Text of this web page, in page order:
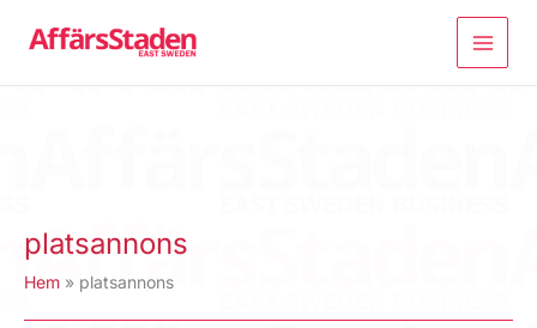
platsannons
Hem platsannons